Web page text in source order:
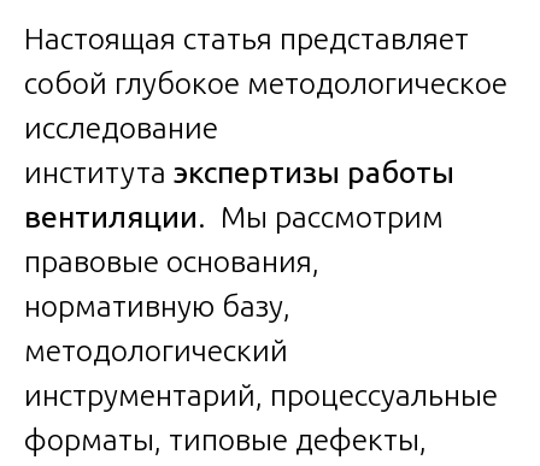
Настоящая статья представляет
собой глубокое методологическое
исследование
института экспертизы работы
вентиляции. Мы рассмотрим
правовые основания,
нормативную базу,
методологический
инструментарий, процессуальные
форматы, типовые дефекты,